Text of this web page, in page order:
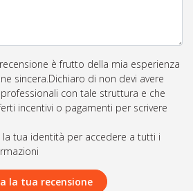
è frutto della mia esperienza
sincera.Dichiaro di non devi avere
con tale struttura e che
incentivi o pagamenti per scrivere
la tua identità per accedere a tutti i
la tua recensione